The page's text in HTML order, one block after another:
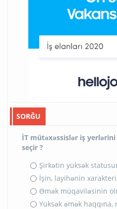
SORĞU
İT mütəxəssislər iş yerlərini
seçir ?
Şirkətin yüksək
İşin, layihənin
Əmək müqaviləsinin
Yüksək əmək